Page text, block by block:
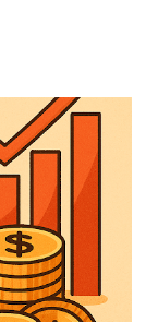
laat staan. Je
plaats van
staan — jaar
belegd blijft,
Aan de
markt:
te stappen.